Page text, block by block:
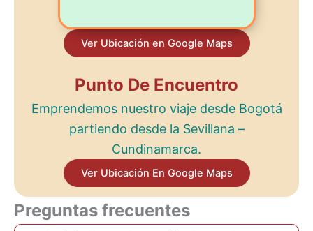
Ver Ubicación en Google Maps
Punto De Encuentro
Emprendemos nuestro viaje desde Bogotá
partiendo desde la Sevillana –
Cundinamarca.
Ver Ubicación En Google Maps
Preguntas frecuentes